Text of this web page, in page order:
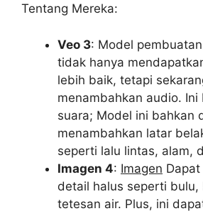
Tentang Mereka:
Veo 3: Model
tidak hanya
lebih baik, tetapi
menambahkan audio. Ini
suara; Model ini bahkan
menambahkan latar
seperti lalu lintas, alam,
Imagen 4: Imagen
detail halus seperti bulu,
tetesan air. Plus, ini